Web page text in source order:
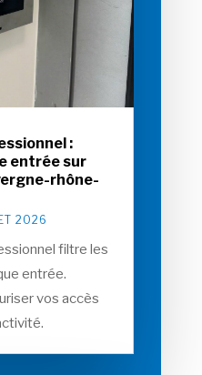
:
entrée sur
rhône-
2026
filtre les
entrée.
vos accès